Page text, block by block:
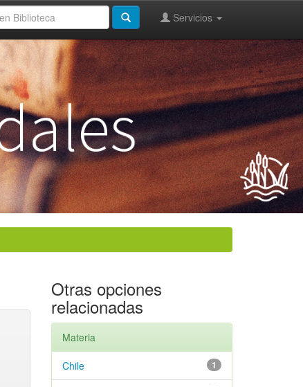
Servicios
Otras opciones
relacionadas
Materia
1
Chile